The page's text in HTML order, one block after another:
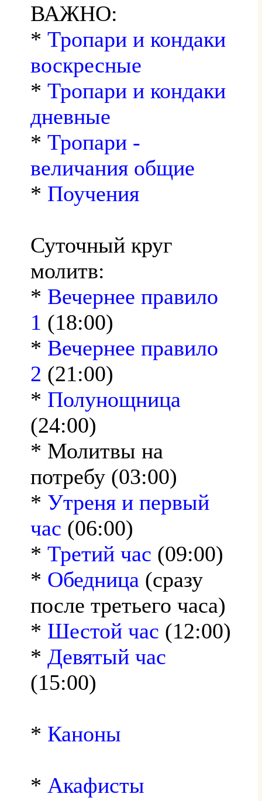
ВАЖНО:
* Тропари и кондаки
воскресные
* Тропари и кондаки
дневные
* Тропари -
величания общие
* Поучения
Суточный круг
молитв:
* Вечернее правило
1 (18:00)
* Вечернее правило
2 (21:00)
* Полунощница
(24:00)
* Молитвы на
потребу (03:00)
* Утреня и первый
час (06:00)
* Третий час (09:00)
* Обедница (сразу
после третьего часа)
* Шестой час (12:00)
* Девятый час
(15:00)
* Каноны
* Акафисты